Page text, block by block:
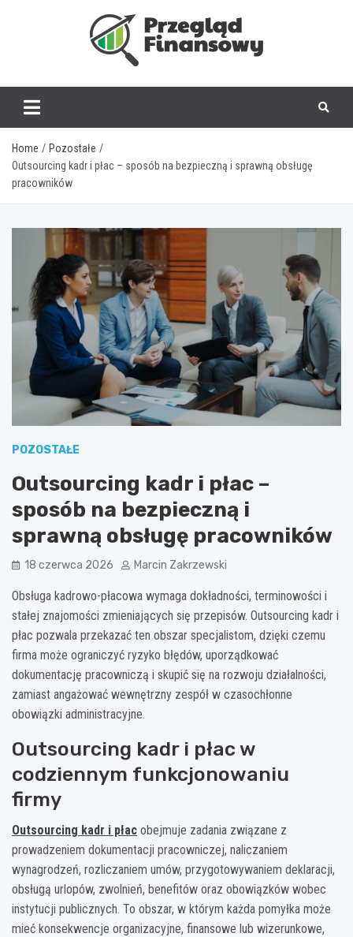
Home
Pozostałe
Outsourcing kadr i płac – sposób na bezpieczną i sprawną obsługę
pracowników
POZOSTAŁE
Outsourcing kadr i płac –
sposób na bezpieczną i
sprawną obsługę pracowników
18 czerwca 2026 Marcin Zakrzewski
Obsługa kadrowo-płacowa wymaga dokładności, terminowości i
stałej znajomości zmieniających się przepisów. Outsourcing kadr i
płac pozwala przekazać ten obszar specjalistom, dzięki czemu
firma może ograniczyć ryzyko błędów, uporządkować
dokumentację pracowniczą i skupić się na rozwoju działalności,
zamiast angażować wewnętrzny zespół w czasochłonne
obowiązki administracyjne.
Outsourcing kadr i płac w
codziennym funkcjonowaniu
firmy
Outsourcing kadr i płac obejmuje zadania związane z
prowadzeniem dokumentacji pracowniczej, naliczaniem
wynagrodzeń, rozliczaniem umów, przygotowywaniem deklaracji,
obsługą urlopów, zwolnień, benefitów oraz obowiązków wobec
instytucji publicznych. To obszar, w którym każda pomyłka może
mieć konsekwencje organizacyjne, finansowe lub wizerunkowe,